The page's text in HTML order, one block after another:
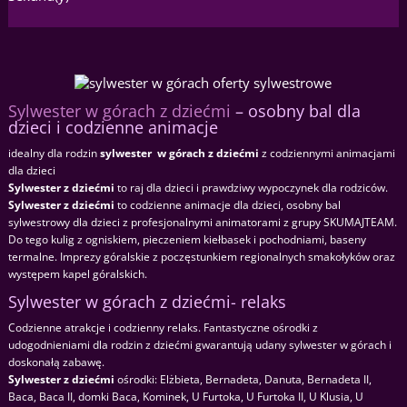
Sylwester w górach z dziećmi – osobny bal dla
dzieci i codzienne animacje
idealny dla rodzinsylwester w górach z dziećmi z codziennymi animacjami
dla dzieci
Sylwester z dziećmi to raj dla dzieci i prawdziwy wypoczynek dla rodziców.
Sylwester z dziećmi to codzienne animacje dla dzieci, osobny bal
sylwestrowy dla dzieci z profesjonalnymi animatorami z grupy SKUMAJTEAM.
Do tego kulig z ogniskiem, pieczeniem kiełbasek i pochodniami, baseny
termalne. Imprezy góralskie z poczęstunkiem regionalnych smakołyków oraz
występem kapel góralskich.
Sylwester w górach z dziećmi- relaks
Codzienne atrakcje i codzienny relaks. Fantastyczne ośrodki z
udogodnieniami dla rodzin z dziećmi gwarantują udany sylwester w górach i
doskonałą zabawę.
Sylwester z dziećmi ośrodki: Elżbieta, Bernadeta, Danuta, Bernadeta II,
Baca, Baca II, domki Baca, Kominek, U Furtoka, U Furtoka II, U Klusia, U